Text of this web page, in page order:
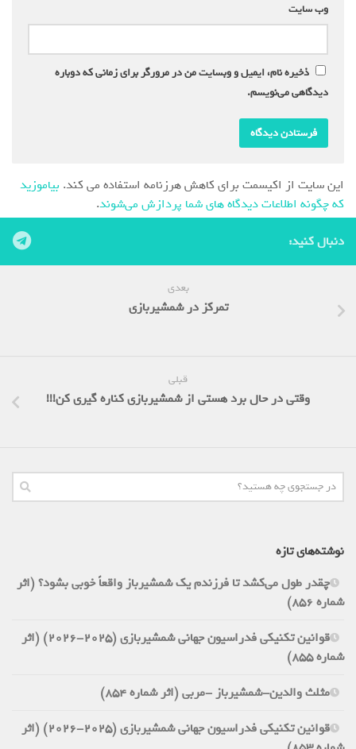
وب‌ سایت
ذخیره نام، ایمیل و وبسایت من در مرورگر برای زمانی که دوباره
دیدگاهی می‌نویسم.
این سایت از اکیسمت برای کاهش هرزنامه استفاده می کند. بیاموزید
که چگونه اطلاعات دیدگاه های شما پردازش می‌شوند.
دنبال کنید:
بعدی
تمرکز در شمشیربازی
قبلی
وقتی در حال برد هستی از شمشیربازی کناره گیری کن!!!
نوشته‌های تازه
چقدر طول می‌کشد تا فرزندم یک شمشیرباز واقعاً خوبی بشود؟ (اثر
شماره 856)
قوانین تکنیکی فدراسیون جهانی شمشیربازی (2025-2026) (اثر
شماره 855)
مثلث والدین-شمشیرباز -مربی (اثر شماره 854)
قوانین تکنیکی فدراسیون جهانی شمشیربازی (2025-2026) (اثر